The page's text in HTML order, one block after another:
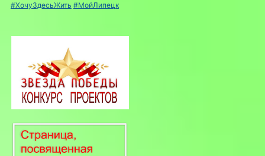
#ХочуЗдесьЖить #МойЛипецк